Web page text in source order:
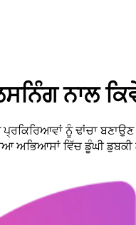
ਨਾਲ
ਨੂੰ ਢਾਂਚਾ
ਅਭਿਆਸਾਂ ਵਿੱਚ ਡੂੰਘੀ